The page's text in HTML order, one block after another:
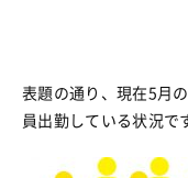
表題の通り、現在5月
員出勤している状況で